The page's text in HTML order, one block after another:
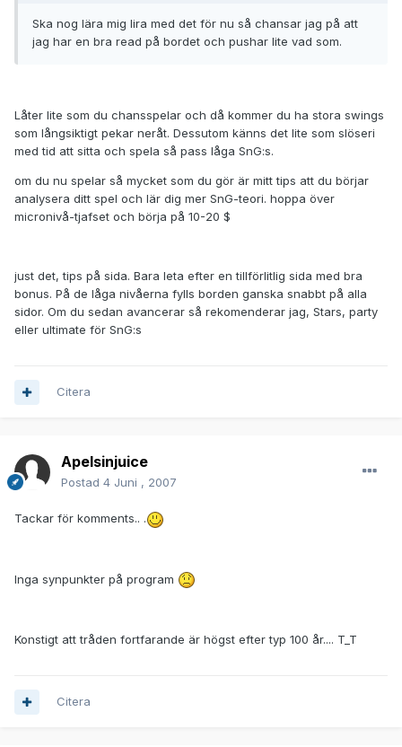
Ska nog lära mig lira med det för nu så chansar jag på att
jag har en bra read på bordet och pushar lite vad som.
Låter lite som du chansspelar och då kommer du ha stora swings
som långsiktigt pekar neråt. Dessutom känns det lite som slöseri
med tid att sitta och spela så pass låga SnG:s.
om du nu spelar så mycket som du gör är mitt tips att du börjar
analysera ditt spel och lär dig mer SnG-teori. hoppa över
micronivå-tjafset och börja på 10-20 $
just det, tips på sida. Bara leta efter en tillförlitlig sida med bra
bonus. På de låga nivåerna fylls borden ganska snabbt på alla
sidor. Om du sedan avancerar så rekomenderar jag, Stars, party
eller ultimate för SnG:s
Citera
Apelsinjuice
Postad 4 Juni , 2007
Tackar för komments.. .
Inga synpunkter på program
Konstigt att tråden fortfarande är högst efter typ 100 år.... T_T
Citera